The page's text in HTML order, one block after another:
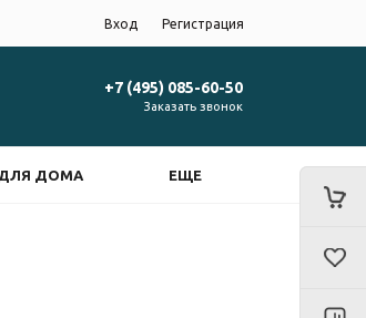
Вход Регистрация
+7 (495) 085-60-50
Заказать звонок
ДЛЯ ДОМА ЕЩЕ